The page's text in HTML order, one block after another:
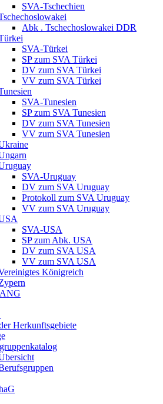
SVA-Tschechien
Abk . Tschechoslowakei DDR
SVA-Türkei
SP zum SVA Türkei
DV zum SVA Türkei
VV zum SVA Türkei
SVA-Tunesien
SP zum SVA Tunesien
DV zum SVA Tunesien
VV zum SVA Tunesien
SVA-Uruguay
DV zum SVA Uruguay
Protokoll zum SVA Uruguay
VV zum SVA Uruguay
SVA-USA
SP zum Abk. USA
DV zum SVA USA
VV zum SVA USA
Königreich
Herkunftsgebiete